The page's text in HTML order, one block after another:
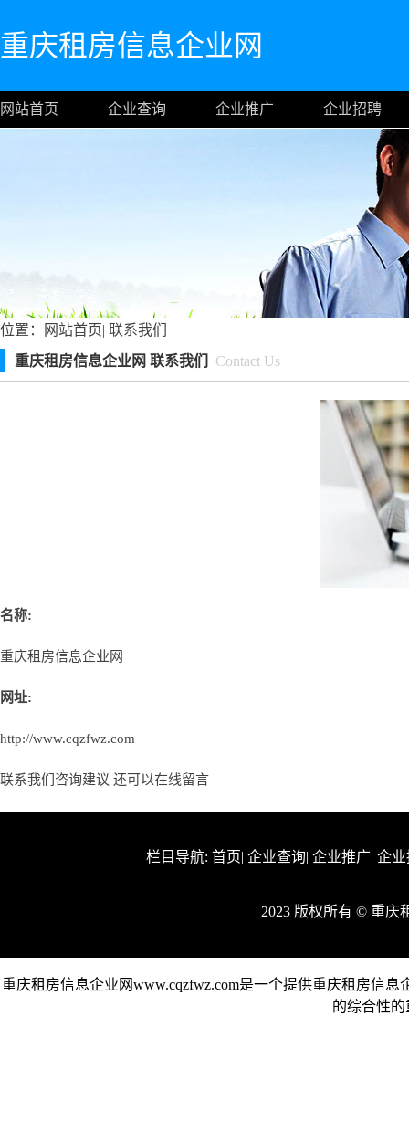
重庆租房信息企业网
网站首页 企业查询 企业推广 企业招聘
位置： 网站首页| 联系我们
重庆租房信息企业网 联系我们
Contact Us
名称:
重庆租房信息企业网
网址:
http://www.cqzfwz.com
联系我们咨询建议 还可以在线留言
栏目导航: 首页| 企业查询| 企业推广| 企
2023 版权所有 © 重
重庆租房信息企业网www.cqzfwz.com是一个提供重庆租房信
的综合性